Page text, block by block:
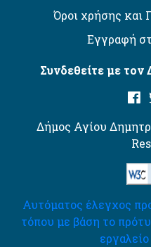
Όροι χρήσης και
Εγγραφή
Συνδεθείτε με τον
Δήμος Αγίου
Αυτόματος έλεγχος
τόπου με βάση το